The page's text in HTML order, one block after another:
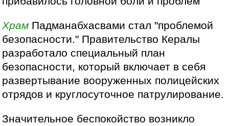
Храм Падманабхасвами стал "проблемой
безопасности." Правительство Кералы
разработало специальный план
безопасности, который включает в себя
развертывание вооруженных полицейских
отрядов и круглосуточное патрулирование.
Значительное беспокойство возникло